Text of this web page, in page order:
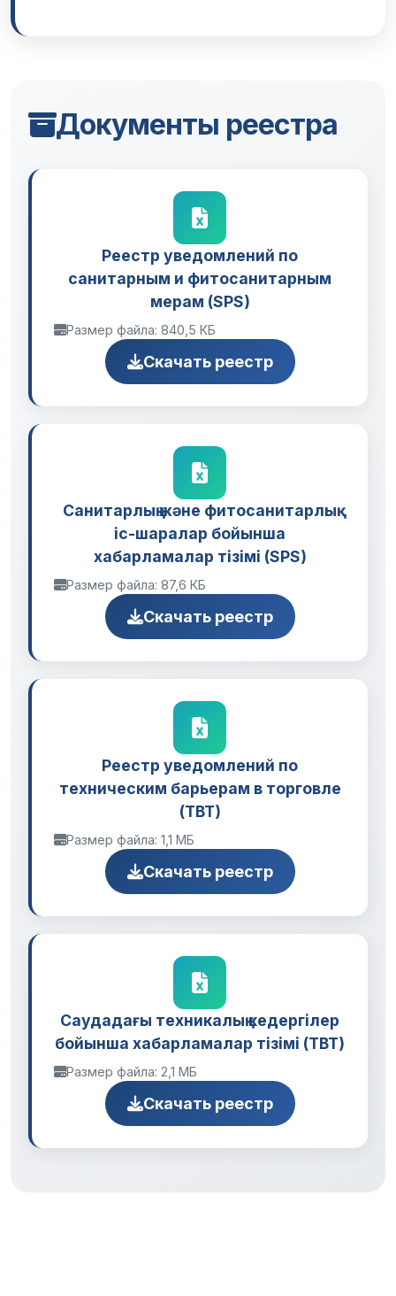
Документы реестра
Реестр уведомлений по
санитарным и фитосанитарным
мерам (SPS)
Размер файла: 840,5 КБ
Скачать реестр
Cанитарлық және фитосанитарлық
іс-шаралар бойынша
хабарламалар тізімі (SPS)
Размер файла: 87,6 КБ
Скачать реестр
Реестр уведомлений по
техническим барьерам в торговле
(TBT)
Размер файла: 1,1 МБ
Скачать реестр
Саудадағы техникалық кедергілер
бойынша хабарламалар тізімі (TBT)
Размер файла: 2,1 МБ
Скачать реестр